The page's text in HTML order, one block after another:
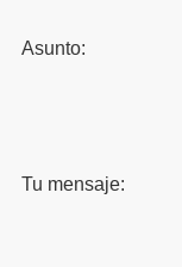
Asunto:
Tu mensaje: